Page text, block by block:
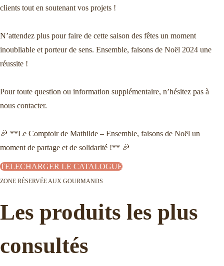
clients tout en soutenant vos projets !
N’attendez plus pour faire de cette saison des fêtes un moment
inoubliable et porteur de sens. Ensemble, faisons de Noël 2024 une
réussite !
Pour toute question ou information supplémentaire, n’hésitez pas à
nous contacter.
🎉 **Le Comptoir de Mathilde – Ensemble, faisons de Noël un
moment de partage et de solidarité !** 🎉
TELECHARGER LE CATALOGUE
ZONE RÉSERVÉE AUX GOURMANDS
Les produits les plus
consultés